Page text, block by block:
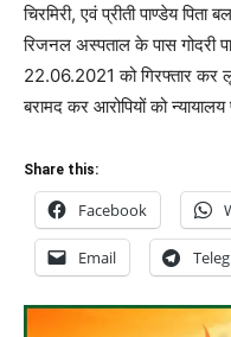
चिरमिरी, एवं प्रीती पाण्डेय पिता
रिजनल अस्पताल के पास गोदरी
22.06.2021 को गिरफ्तार कर
बरामद कर आरोपियों को
Share this:
Facebook
Email